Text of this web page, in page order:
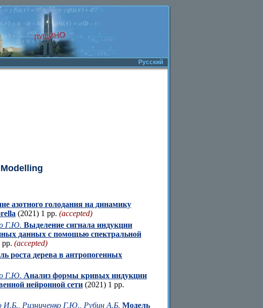
Русский
азотного голодания на динамику
(2021) 1 pp. (accepted)
Г.Ю. Выделение сигнала индукции
данных с помощью спектральной
pp. (accepted)
роста дерева в антропогенных
Г.Ю. Анализ формы кривых индукции
нейронной сети (2021) 1 pp.
Ризниченко Г.Ю., Рубин А.Б. Модель